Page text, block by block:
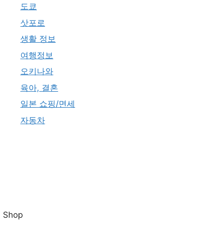
도쿄
삿포로
생활 정보
여행정보
오키나와
육아, 결혼
일본 쇼핑/면세
자동차
Shop